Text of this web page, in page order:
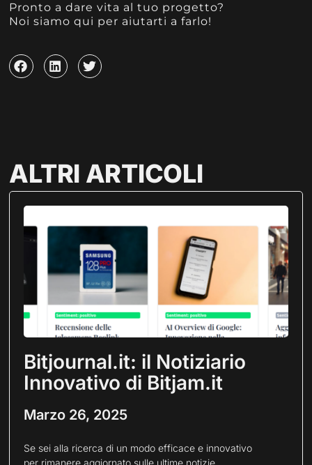
Pronto a dare vita al tuo progetto?
Noi siamo qui per aiutarti a farlo!
ALTRI ARTICOLI
Bitjournal.it: il Notiziario
Innovativo di Bitjam.it
Marzo 26, 2025
Se sei alla ricerca di un modo efficace e innovativo